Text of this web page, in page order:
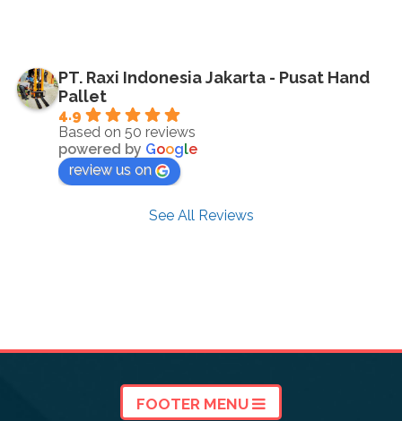
PT. Raxi Indonesia Jakarta - Pusat Hand
Pallet
4.9
Based on 50 reviews
powered by Google
review us on
See All Reviews
FOOTER MENU